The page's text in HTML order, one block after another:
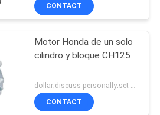
CONTACT
Motor Honda de un solo
cilindro y bloque CH125
CONTACT